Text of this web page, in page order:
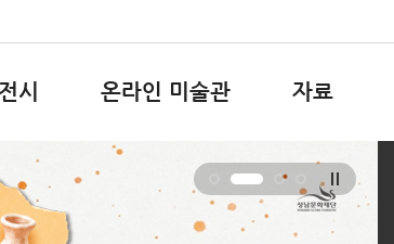
전시 온라인 미술관 자료